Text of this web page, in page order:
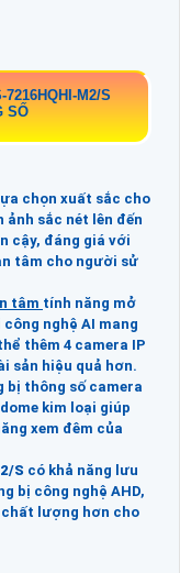
7216HQHI-M2/S
SỐ
chọn xuất sắc cho
sắc nét lên đến
cậy, đáng giá với
tâm cho người sử
tâm tính năng mở
nghệ AI mang
thêm 4 camera IP
sản hiệu quả hơn.
bị thông số camera
kim loại giúp
xem đêm của
S có khả năng lưu
bị công nghệ AHD,
chất lượng hơn cho